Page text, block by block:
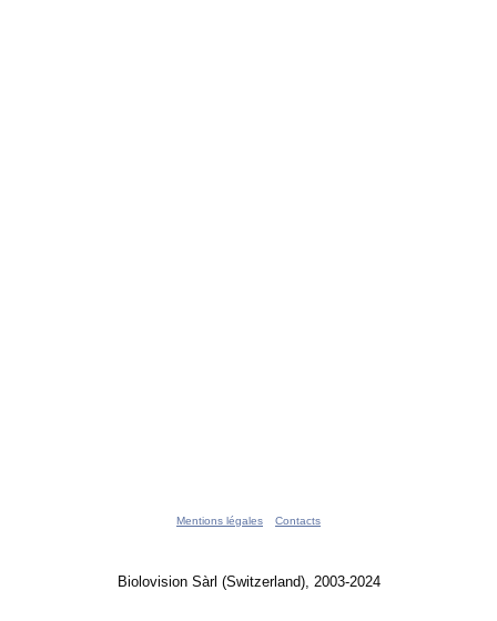
Mentions légales Contacts
Biolovision Sàrl (Switzerland), 2003-2024